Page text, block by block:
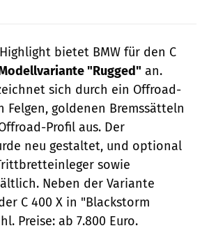
bietet BMW für den C
"Rugged" an.
sich durch ein Offroad-
Felgen, goldenen Bremssätteln
Profil aus. Der
neu gestaltet, und optional
sowie
Neben der Variante
C 400 X in "Blackstorm
Preise: ab 7.800 Euro.